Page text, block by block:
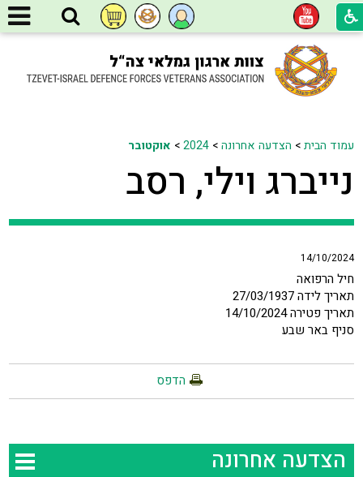
עמוד הבית> הצדעה אחרונה>
2024
> אוקטובר
נייברג וילי, רסב
14/10/2024
חיל הרפואה
תאריך לידה 27/03/1937
תאריך פטירה 14/10/2024
סניף באר שבע
הדפס
הצדעה אחרונה